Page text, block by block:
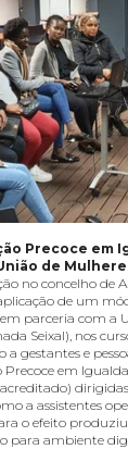
Precoce em
União de
no concelho de
de um
parceria com a
Seixal), nos
gestantes e
Precoce em
a assistentes
o efeito
para ambiente